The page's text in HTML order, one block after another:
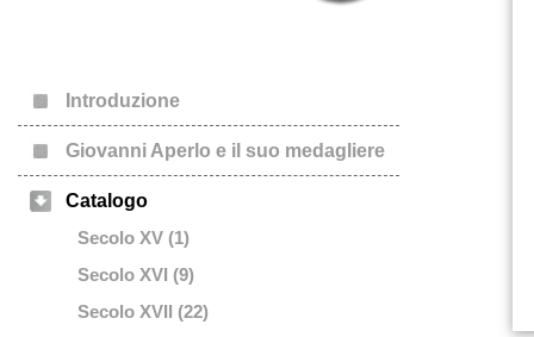
Introduzione
Giovanni Aperlo e il suo medagliere
Catalogo
Secolo XV (1)
Secolo XVI (9)
Secolo XVII (22)